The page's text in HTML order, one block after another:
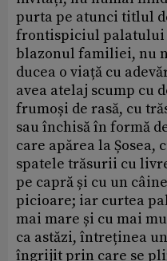
purta pe atunci titlul
frontispiciul palatului
blazonul familiei, nu
ducea o viață cu
avea atelaj scump cu
frumoși de rasă, cu
sau închisă în formă
care apărea la Șosea,
spatele trăsurii cu
pe capră și cu un
picioare; iar curtea
mai mare și cu mai
ca astăzi, întreținea
îngrijit prin care se